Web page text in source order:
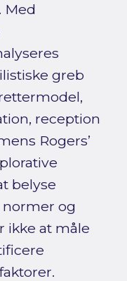
Med
greb
reception
Rogers’
belyse
normer og
ikke at måle